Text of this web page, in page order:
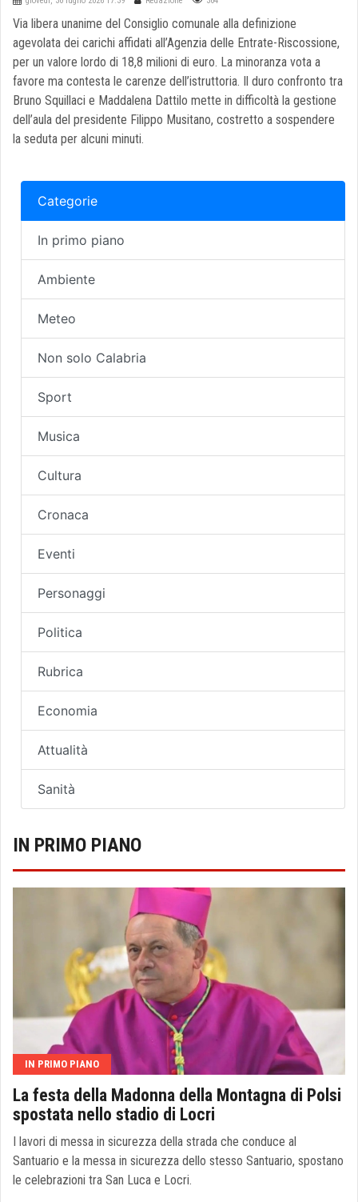
Via libera unanime del Consiglio comunale alla definizione
agevolata dei carichi affidati all’Agenzia delle Entrate-Riscossione,
per un valore lordo di 18,8 milioni di euro. La minoranza vota a
favore ma contesta le carenze dell’istruttoria. Il duro confronto tra
Bruno Squillaci e Maddalena Dattilo mette in difficoltà la gestione
dell’aula del presidente Filippo Musitano, costretto a sospendere
la seduta per alcuni minuti.
Categorie
In primo piano
Ambiente
Meteo
Non solo Calabria
Sport
Musica
Cultura
Cronaca
Eventi
Personaggi
Politica
Rubrica
Economia
Attualità
Sanità
IN PRIMO PIANO
IN PRIMO PIANO
La festa della Madonna della Montagna di Polsi
spostata nello stadio di Locri
I lavori di messa in sicurezza della strada che conduce al
Santuario e la messa in sicurezza dello stesso Santuario, spostano
le celebrazioni tra San Luca e Locri.